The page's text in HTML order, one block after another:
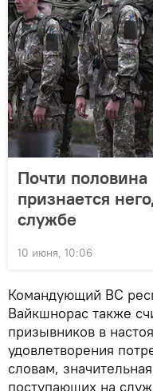
Почти
признается
службе
10 июня, 10:06
Командующий ВС
Вайкшнорас также
призывников в
удовлетворения
словам,
поступающих на